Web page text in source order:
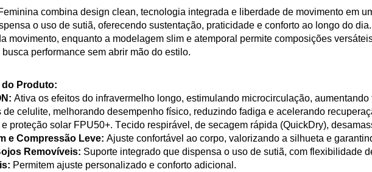
combina design clean, tecnologia integrada e liberdade de movimento em
o uso de sutiã, oferecendo sustentação, praticidade e conforto ao longo do
movimento, enquanto a modelagem slim e atemporal permite composições
busca performance sem abrir mão do estilo.
Produto:
: Ativa os efeitos do infravermelho longo, estimulando microcirculação,
de celulite, melhorando desempenho físico, reduzindo fadiga e acelerando
proteção solar FPU50+. Tecido respirável, de secagem rápida (QuickDry),
e Compressão Leve: Ajuste confortável ao corpo, valorizando a silhueta e
Removíveis: Suporte integrado que dispensa o uso de sutiã, com flexibilidade
Permitem ajuste personalizado e conforto adicional.